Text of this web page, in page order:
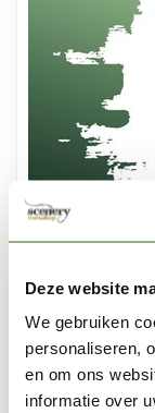
Deze website
We gebruiken
personaliseren,
en om ons
informatie over
Biel-Tan Green -
Niet op voorraad